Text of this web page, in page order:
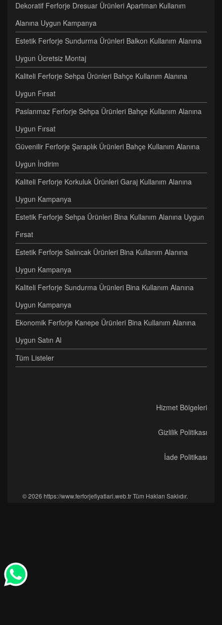
Dekoratif Ferforje Dresuar Ürünleri Apartman Kullanım
Alanına Uygun Kampanya
Estetik Ferforje Sundurma Ürünleri Balkon Kullanım Alanına
Uygun Ücretsiz Montaj
Kaliteli Ferforje Sehpa Ürünleri Bahçe Kullanım Alanına
Uygun Fırsat
Paslanmaz Ferforje Sehpa Ürünleri Bahçe Kullanım Alanına
Uygun Fırsat
Güvenilir Ferforje Şaraplık Ürünleri Bahçe Kullanım Alanına
Uygun İndirim
Kaliteli Ferforje Korkuluk Ürünleri Garaj Kullanım Alanına
Uygun Kampanya
Estetik Ferforje Sehpa Ürünleri Bina Kullanım Alanına Uygun
Fırsat
Estetik Ferforje Salıncak Ürünleri Bina Kullanım Alanına
Uygun Kampanya
Kaliteli Ferforje Sundurma Ürünleri Bina Kullanım Alanına
Uygun Kampanya
Ekonomik Ferforje Kanepe Ürünleri Bina Kullanım Alanına
Uygun Satın Al
Tüm Listeler
Hizmet Bölgeleri
Gizlilik Politikası
İade Politikası
© 2026 https://www.ferforjefiyatlari.web.tr Tüm Hakları Saklıdır.